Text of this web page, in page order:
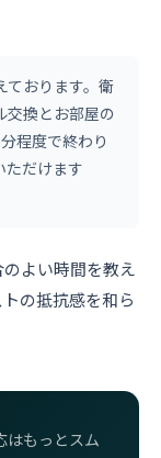
ております。衛
交換とお部屋の
程度で終わり
ただけます
のよい時間を教え
の抵抗感を和ら
はもっとスム